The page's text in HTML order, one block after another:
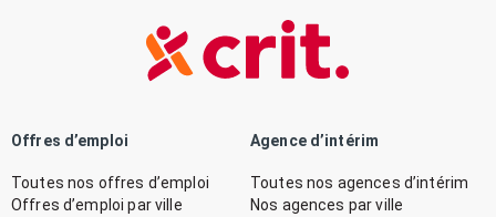
Offres d’emploi
Toutes nos offres d’emploi
Offres d’emploi par ville
Agence d’intérim
Toutes nos agences d’intérim
Nos agences par ville